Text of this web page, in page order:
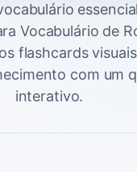
Vocabulário de
flashcards
com um
interativo.